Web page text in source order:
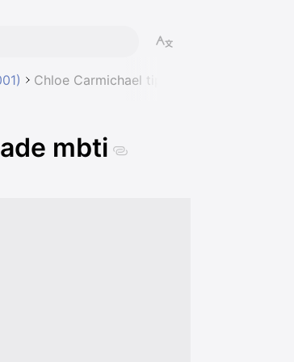
Chloe Carmichael tipo de personalidade
mbti